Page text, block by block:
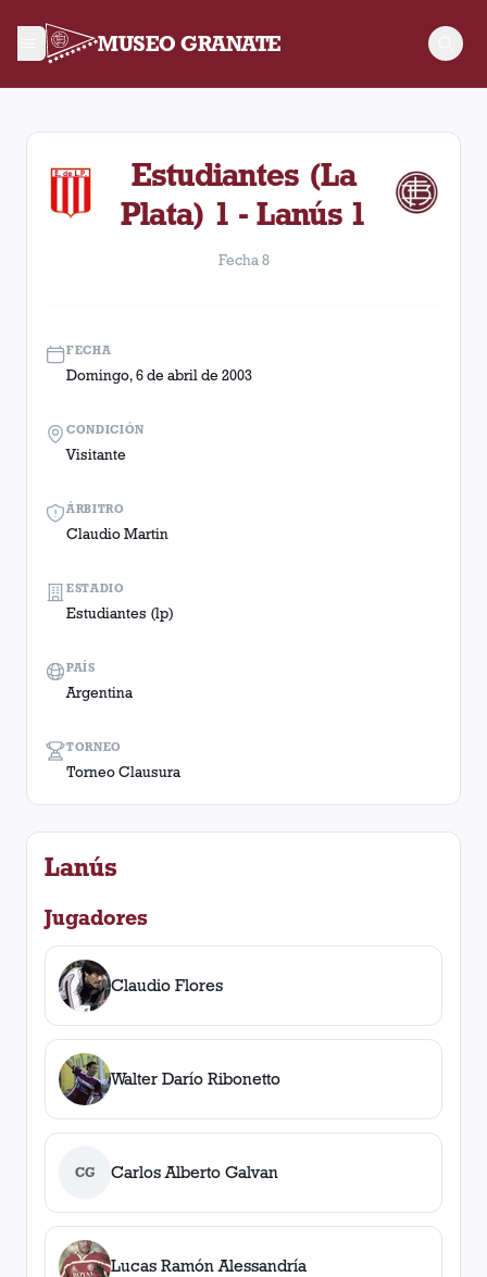
MUSEO GRANATE
Fecha 8. Partido entre Lanús y Estudiantes (La Plata)
Estudiantes (La
Plata) 1 - Lanús 1
Fecha 8
FECHA
Domingo, 6 de abril de 2003
ÁRBITRO
Claudio Martin
TORNEO
Torneo Clausura
CONDICIÓN
Visitante
ESTADIO
Estudiantes (lp)
PAÍS
Argentina
Lanús
Jugadores
Claudio Flores
Walter Darío Ribonetto
CG Carlos Alberto Galvan
Lucas Ramón Alessandría